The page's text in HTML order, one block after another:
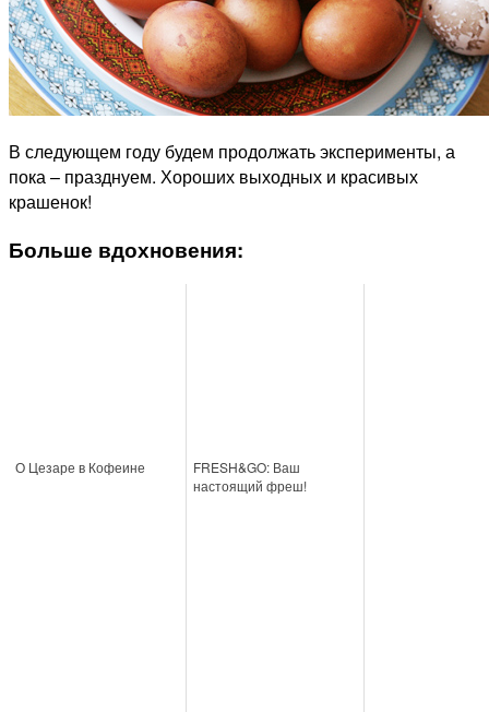
В следующем году будем продолжать эксперименты, а
пока – празднуем. Хороших выходных и красивых
крашенок!
Больше вдохновения:
О Цезаре в Кофеине
FRESH&GO: Ваш
настоящий фреш!